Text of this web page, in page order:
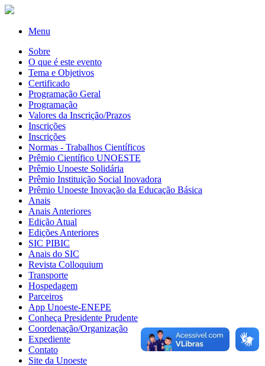
Menu
Sobre
O que é este evento
Tema e Objetivos
Certificado
Programação Geral
Programação
Valores da Inscrição/Prazos
Inscrições
Inscrições
Normas - Trabalhos Científicos
Prêmio Científico UNOESTE
Prêmio Unoeste Solidária
Prêmio Instituição Social Inovadora
Prêmio Unoeste Inovação da Educação Básica
Anais
Anais Anteriores
Edição Atual
Edições Anteriores
SIC PIBIC
Anais do SIC
Revista Colloquium
Transporte
Hospedagem
Parceiros
App Unoeste-ENEPE
Conheça Presidente Prudente
Coordenação/Organização
Expediente
Contato
Site da Unoeste